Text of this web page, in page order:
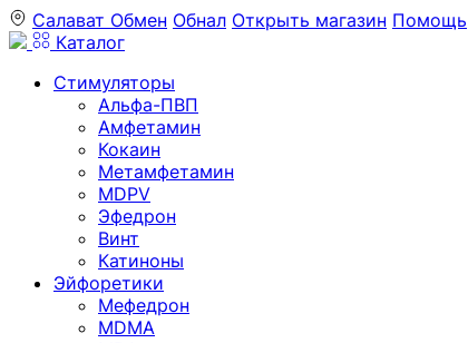
Салават Обмен Обнал Открыть магазин Помощь
Каталог
Стимуляторы
Альфа-ПВП
Амфетамин
Кокаин
Метамфетамин
MDPV
Эфедрон
Винт
Катиноны
Эйфоретики
Мефедрон
MDMA